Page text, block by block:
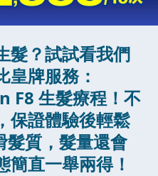
髮？試試看我們
皇牌服務：
F8 生髮療程！不
保證體驗後輕鬆
髮質，髮量還會
簡直一舉兩得！